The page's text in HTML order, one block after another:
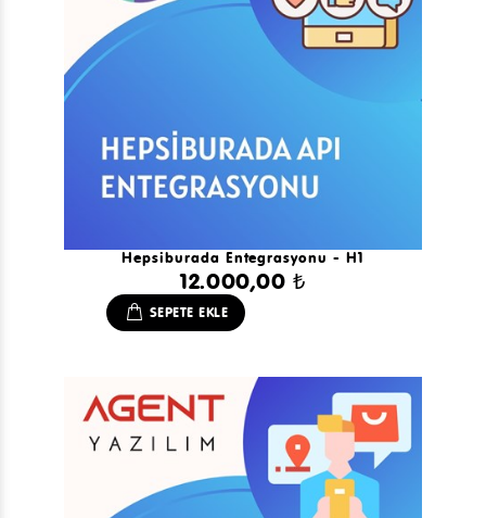
Hepsiburada Entegrasyonu - H1
12.000,00 ₺
SEPETE EKLE